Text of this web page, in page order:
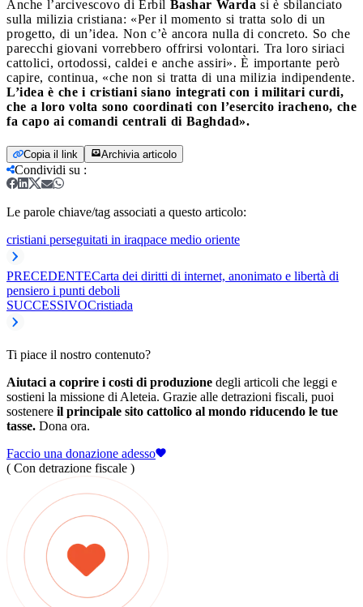
Anche l’arcivescovo di Erbil Bashar Warda si è sbilanciato
sulla milizia cristiana: «Per il momento si tratta solo di un
progetto, di un’idea. Non c’è ancora nulla di concreto. So che
parecchi giovani vorrebbero offrirsi volontari. Tra loro siriaci
cattolici, ortodossi, caldei e anche assiri». È importante però
capire, continua, «che non si tratta di una milizia indipendente.
L’idea è che i cristiani siano integrati con i militari curdi,
che a loro volta sono coordinati con l’esercito iracheno, che
fa capo ai comandi centrali di Baghdad».
Copia il link Archivia articolo
Condividi su :
Le parole chiave/tag associati a questo articolo:
cristiani perseguitati in iraqpace medio oriente
PRECEDENTECarta dei diritti di internet, anonimato e libertà di
pensiero i punti deboli
SUCCESSIVOCristiada
Ti piace il nostro contenuto?
Aiutaci a coprire i costi di produzione degli articoli che leggi e
sostieni la missione di Aleteia. Grazie alle detrazioni fiscali, puoi
sostenere il principale sito cattolico al mondo riducendo le tue
tasse. Dona ora.
Faccio una donazione adesso
( Con detrazione fiscale )